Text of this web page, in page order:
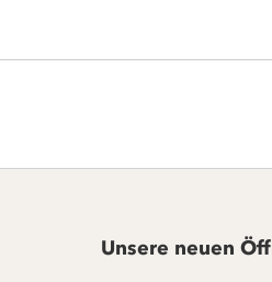
Unsere neuen